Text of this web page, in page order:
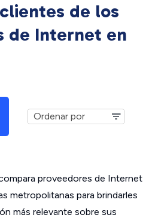
de los
de Internet en
proveedores de Internet
metropolitanas para brindarles
más relevante sobre sus